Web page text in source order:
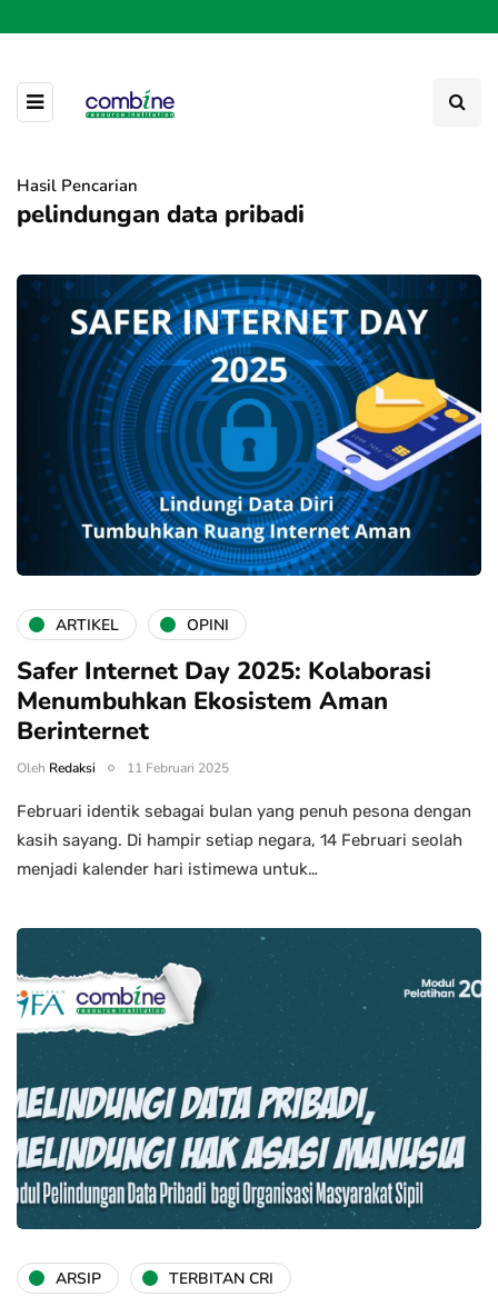
Hasil Pencarian
pelindungan data pribadi
ARTIKEL OPINI
Safer Internet Day 2025: Kolaborasi
Menumbuhkan Ekosistem Aman
Berinternet
Oleh Redaksi 11 Februari 2025
Februari identik sebagai bulan yang penuh pesona dengan
kasih sayang. Di hampir setiap negara, 14 Februari seolah
menjadi kalender hari istimewa untuk…
ARSIP TERBITAN CRI